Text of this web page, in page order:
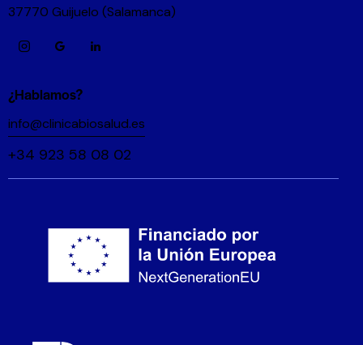
37770 Guijuelo (Salamanca)
¿Hablamos?
info@clinicabiosalud.es
+34 923 58 08 02